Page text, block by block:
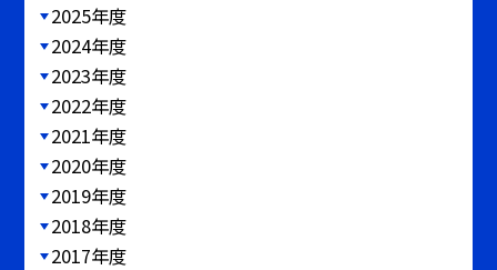
2025年度
2024年度
2023年度
2022年度
2021年度
2020年度
2019年度
2018年度
2017年度